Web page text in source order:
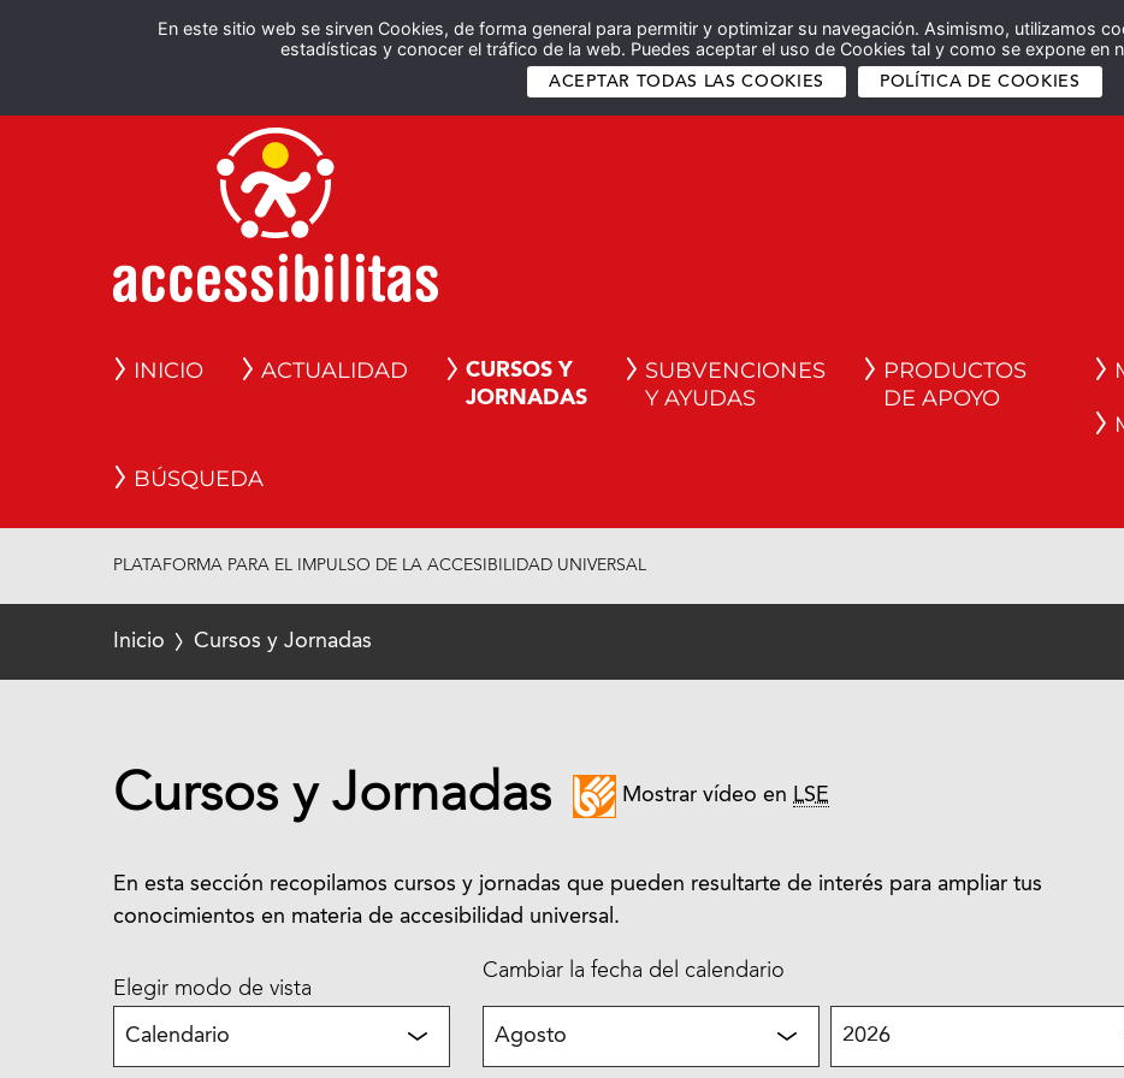
En este sitio web se sirven Cookies, de forma general para permitir y optimizar su navegación. Asimismo, utilizamos
estadísticas y conocer el tráfico de la web. Puedes aceptar el uso de Cookies tal y como se expone en
ACEPTAR TODAS LAS COOKIES POLÍTICA DE COOKIES
INICIO ACTUALIDAD
CURSOS Y
JORNADAS
SUBVENCIONES
Y AYUDAS
PRODUCTOS
DE APOYO
BÚSQUEDA
PLATAFORMA PARA EL IMPULSO DE LA ACCESIBILIDAD UNIVERSAL
Inicio Cursos y Jornadas
Cursos y Jornadas Mostrar vídeo en LSE
En esta sección recopilamos cursos y jornadas que pueden resultarte de interés para ampliar tus
conocimientos en materia de accesibilidad universal.
Elegir modo de vista
Cambiar la fecha del calendario